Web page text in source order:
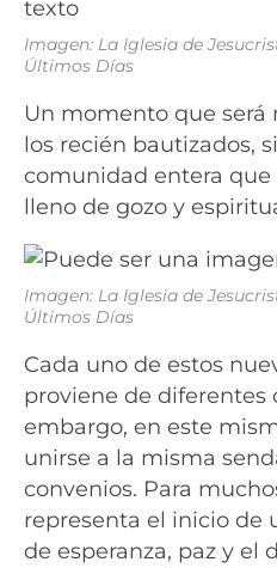
Imagen: La Iglesia de
Últimos Días
Un momento que será
los recién bautizados,
comunidad entera que
lleno de gozo y
Imagen: La Iglesia de
Últimos Días
Cada uno de estos
proviene de diferentes
embargo, en este
unirse a la misma
convenios. Para
representa el inicio de
de esperanza, paz y el